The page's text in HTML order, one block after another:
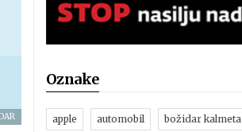
Oznake
apple automobil božidar kalmeta